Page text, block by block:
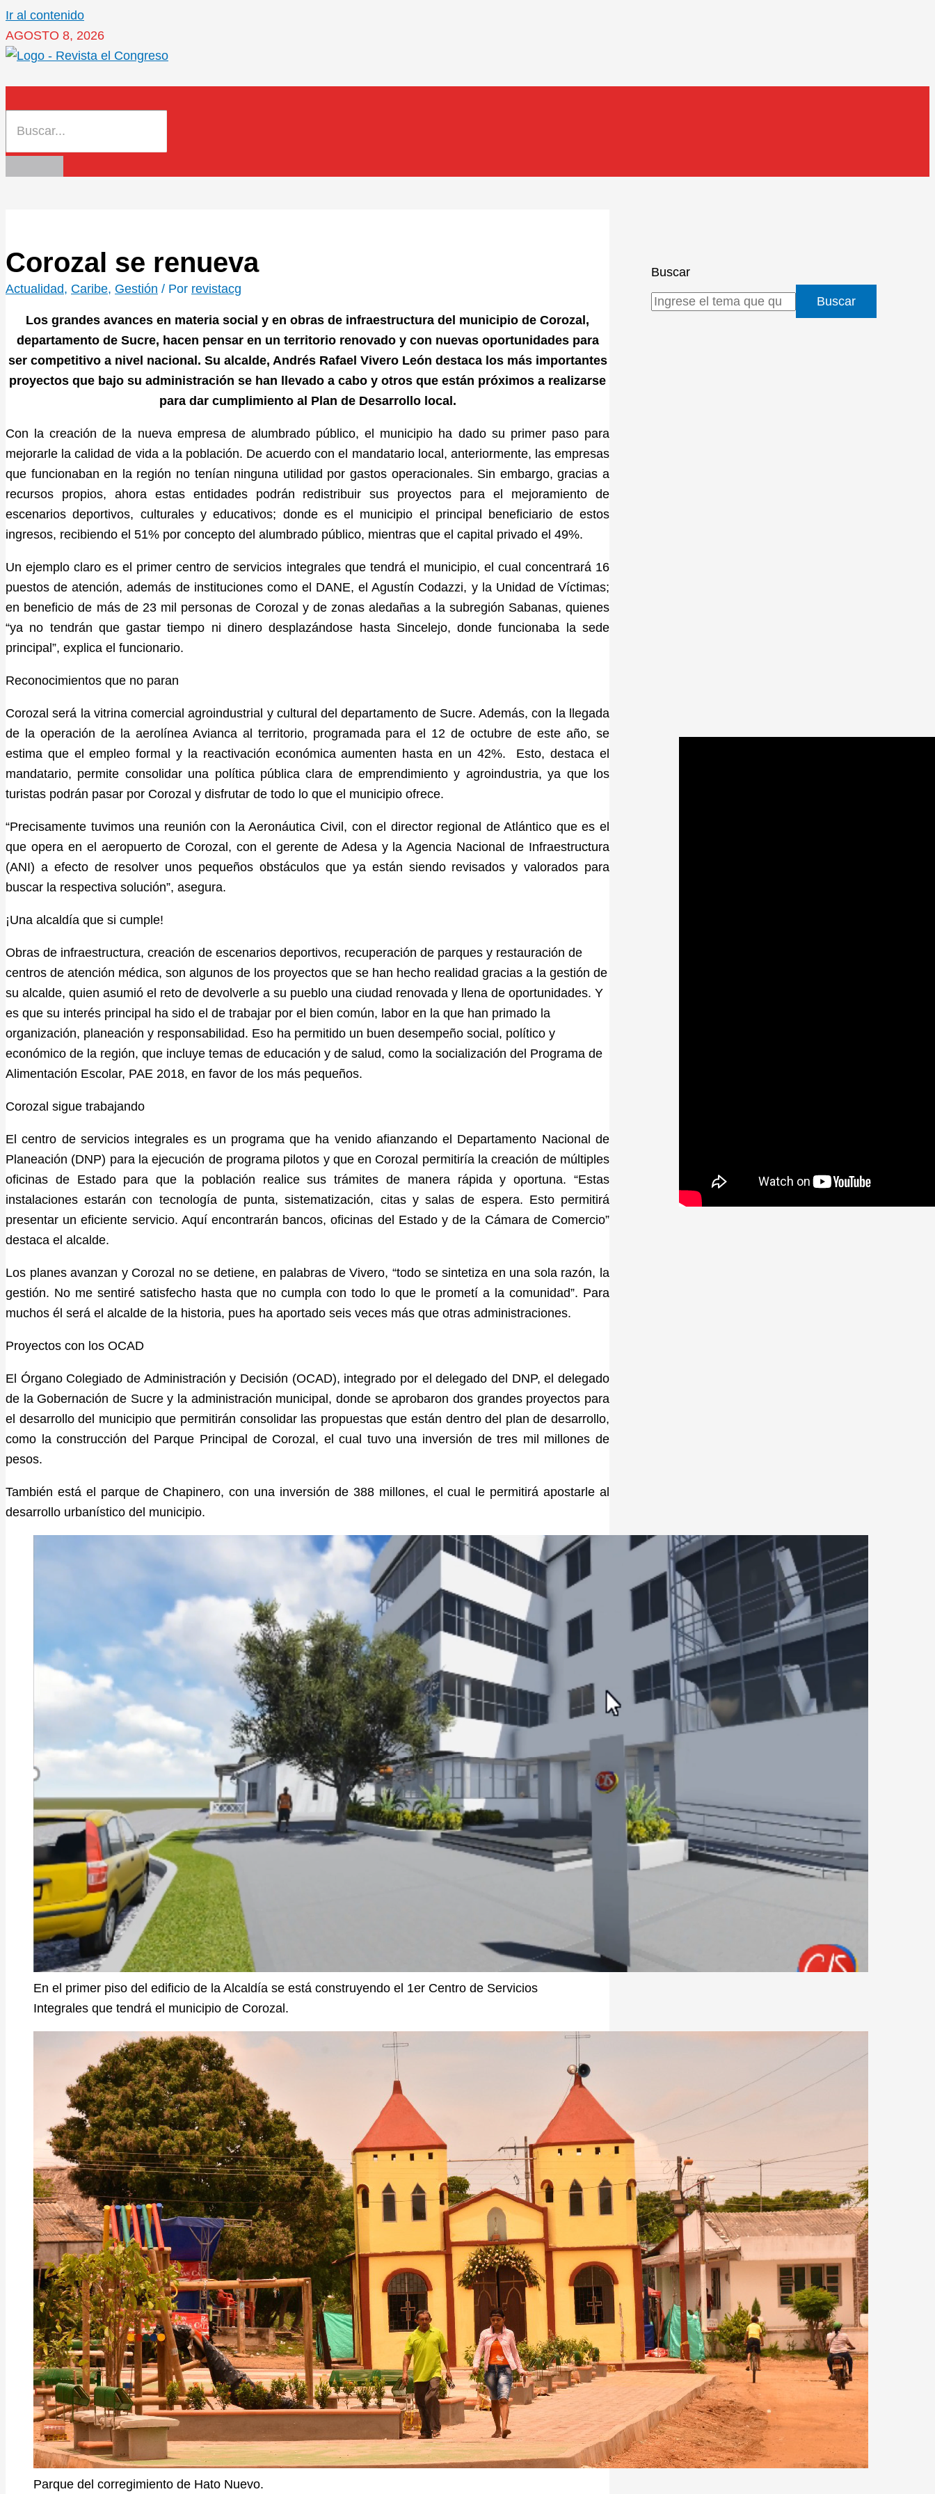
Ir al contenido
AGOSTO 8, 2026
Corozal se renueva
Actualidad, Caribe, Gestión / Por revistacg
Los grandes avances en materia social y en obras de infraestructura del municipio de Corozal,
departamento de Sucre, hacen pensar en un territorio renovado y con nuevas oportunidades para
ser competitivo a nivel nacional. Su alcalde, Andrés Rafael Vivero León destaca los más importantes
proyectos que bajo su administración se han llevado a cabo y otros que están próximos a realizarse
para dar cumplimiento al Plan de Desarrollo local.
Con la creación de la nueva empresa de alumbrado público, el municipio ha dado su primer paso para
mejorarle la calidad de vida a la población. De acuerdo con el mandatario local, anteriormente, las empresas
que funcionaban en la región no tenían ninguna utilidad por gastos operacionales. Sin embargo, gracias a
recursos propios, ahora estas entidades podrán redistribuir sus proyectos para el mejoramiento de
escenarios deportivos, culturales y educativos; donde es el municipio el principal beneficiario de estos
ingresos, recibiendo el 51% por concepto del alumbrado público, mientras que el capital privado el 49%.
Un ejemplo claro es el primer centro de servicios integrales que tendrá el municipio, el cual concentrará 16
puestos de atención, además de instituciones como el DANE, el Agustín Codazzi, y la Unidad de Víctimas;
en beneficio de más de 23 mil personas de Corozal y de zonas aledañas a la subregión Sabanas, quienes
“ya no tendrán que gastar tiempo ni dinero desplazándose hasta Sincelejo, donde funcionaba la sede
principal”, explica el funcionario.
Reconocimientos que no paran
Corozal será la vitrina comercial agroindustrial y cultural del departamento de Sucre. Además, con la llegada
de la operación de la aerolínea Avianca al territorio, programada para el 12 de octubre de este año, se
estima que el empleo formal y la reactivación económica aumenten hasta en un 42%. Esto, destaca el
mandatario, permite consolidar una política pública clara de emprendimiento y agroindustria, ya que los
turistas podrán pasar por Corozal y disfrutar de todo lo que el municipio ofrece.
“Precisamente tuvimos una reunión con la Aeronáutica Civil, con el director regional de Atlántico que es el
que opera en el aeropuerto de Corozal, con el gerente de Adesa y la Agencia Nacional de Infraestructura
(ANI) a efecto de resolver unos pequeños obstáculos que ya están siendo revisados y valorados para
buscar la respectiva solución”, asegura.
¡Una alcaldía que si cumple!
Obras de infraestructura, creación de escenarios deportivos, recuperación de parques y restauración de
centros de atención médica, son algunos de los proyectos que se han hecho realidad gracias a la gestión de
su alcalde, quien asumió el reto de devolverle a su pueblo una ciudad renovada y llena de oportunidades. Y
es que su interés principal ha sido el de trabajar por el bien común, labor en la que han primado la
organización, planeación y responsabilidad. Eso ha permitido un buen desempeño social, político y
económico de la región, que incluye temas de educación y de salud, como la socialización del Programa de
Alimentación Escolar, PAE 2018, en favor de los más pequeños.
Corozal sigue trabajando
El centro de servicios integrales es un programa que ha venido afianzando el Departamento Nacional de
Planeación (DNP) para la ejecución de programa pilotos y que en Corozal permitiría la creación de múltiples
oficinas de Estado para que la población realice sus trámites de manera rápida y oportuna. “Estas
instalaciones estarán con tecnología de punta, sistematización, citas y salas de espera. Esto permitirá
presentar un eficiente servicio. Aquí encontrarán bancos, oficinas del Estado y de la Cámara de Comercio”
destaca el alcalde.
Los planes avanzan y Corozal no se detiene, en palabras de Vivero, “todo se sintetiza en una sola razón, la
gestión. No me sentiré satisfecho hasta que no cumpla con todo lo que le prometí a la comunidad”. Para
muchos él será el alcalde de la historia, pues ha aportado seis veces más que otras administraciones.
Proyectos con los OCAD
El Órgano Colegiado de Administración y Decisión (OCAD), integrado por el delegado del DNP, el delegado
de la Gobernación de Sucre y la administración municipal, donde se aprobaron dos grandes proyectos para
el desarrollo del municipio que permitirán consolidar las propuestas que están dentro del plan de desarrollo,
como la construcción del Parque Principal de Corozal, el cual tuvo una inversión de tres mil millones de
pesos.
También está el parque de Chapinero, con una inversión de 388 millones, el cual le permitirá apostarle al
desarrollo urbanístico del municipio.
En el primer piso del edificio de la Alcaldía se está construyendo el 1er Centro de Servicios
Integrales que tendrá el municipio de Corozal.
Parque del corregimiento de Hato Nuevo.
Buscar
Buscar